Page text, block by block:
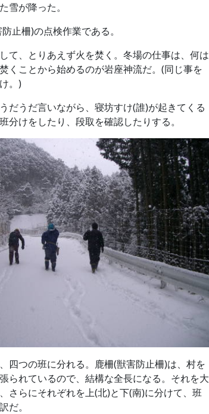
雪が降った。
止柵)の点検作業である。
て、とりあえず火を焚く。冬場の仕事は、何は
くことから始めるのが岩座神流だ。(同じ事を
。)
だうだ言いながら、寝坊すけ(誰)が起きてくる
分けをしたり、段取を確認したりする。
四つの班に分れる。鹿柵(獣害防止柵)は、村を
られているので、結構な全長になる。それを大
さらにそれぞれを上(北)と下(南)に分けて、班
だ。